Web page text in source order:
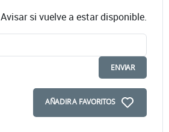
Avisar si vuelve a estar disponible.
ENVIAR
AÑADIR A FAVORITOS